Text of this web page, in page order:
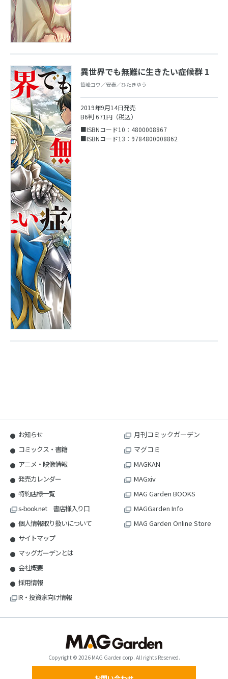
異世界でも無難に生きたい症候群 1
笹峰コウ／安泰／ひたきゆう
2019年9月14日発売
B6判 671円（税込）
■ISBNコード10：4800008867
■ISBNコード13：9784800008862
お知らせ
コミックス・書籍
アニメ・映像情報
発売カレンダー
特約店様一覧
s-book.net 書店様入り口
個人情報取り扱いについて
サイトマップ
マッグガーデンとは
会社概要
採用情報
IR・投資家向け情報
月刊コミックガーデン
マグコミ
MAGKAN
MAGxiv
MAG Garden BOOKS
MAGGarden Info
MAG Garden Online Store
Copyright © 2026 MAG Garden corp. All rights Reserved.